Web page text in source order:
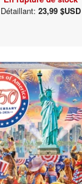
Détaillant: 23,99 $USD